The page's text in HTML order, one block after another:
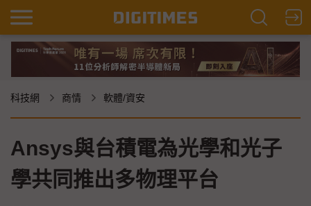
科技網 商情 軟體/資安
Ansys與台積電為光學和光子
學共同推出多物理平台